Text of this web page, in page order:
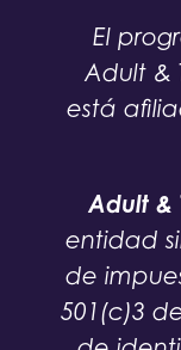
El
Adult &
está
Adult &
entidad
de
501(c)3